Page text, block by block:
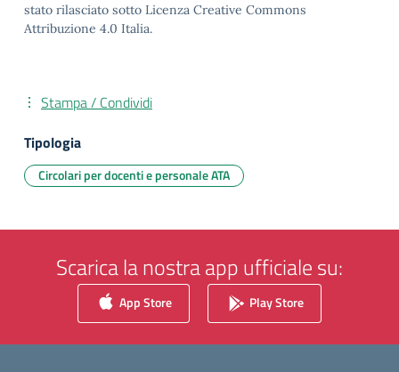
stato rilasciato sotto Licenza Creative Commons
Attribuzione 4.0 Italia.
Stampa / Condividi
Tipologia
Circolari per docenti e personale ATA
Scarica la nostra app ufficiale su:
App Store Play Store